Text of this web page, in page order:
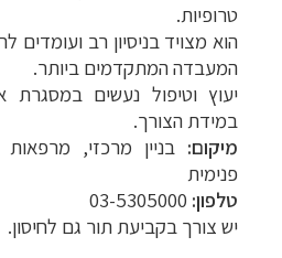
טרופיות.
הוא מצויד בניסיון רב ועומדים
המעבדה המתקדמים ביותר.
יעוץ וטיפול נעשים במסגרת
במידת הצורך.
מיקום:
פנימית
טלפון: 03-5305000
יש צורך בקביעת תור גם לחיסון.